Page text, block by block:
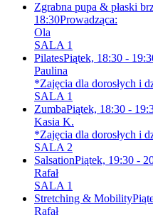
Zgrabna pupa & płaski
18:30Prowadząca:
Ola
SALA 1
PilatesPiątek, 18:30 -
Paulina
*Zajęcia dla dorosłych i
SALA 1
ZumbaPiątek, 18:30 -
Kasia K.
*Zajęcia dla dorosłych i
SALA 2
SalsationPiątek, 19:30 -
Rafał
SALA 1
Stretching & Mobility
Rafał